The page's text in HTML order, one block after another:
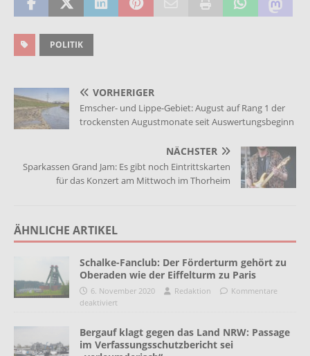
POLITIK
VORHERIGER
Emscher- und Lippe-Gebiet: August auf Rang 1 der
trockensten Augustmonate seit Auswertungsbeginn
NÄCHSTER
Sparkassen Grand Jam: Es gibt noch Eintrittskarten
für das Konzert am Mittwoch im Thorheim
ÄHNLICHE ARTIKEL
Schalke-Fanclub: Der Förderturm gehört zu
Oberaden wie der Eiffelturm zu Paris
6. November 2020 Redaktion
Kommentare
deaktiviert
Bergauf klagt gegen das Land NRW: Passage
im Verfassungsschutzbericht sei